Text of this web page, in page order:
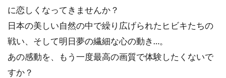
に恋しくなってきませんか？
日本の美しい自然の中で繰り広げられたヒビキたちの
戦い、そして明日夢の繊細な心の動き…。
あの感動を、もう一度最高の画質で体験したくないで
すか？